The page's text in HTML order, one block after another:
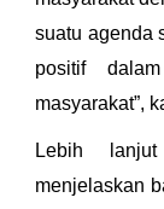
suatu agenda
positif
masyarakat”,
Lebih
menjelaskan